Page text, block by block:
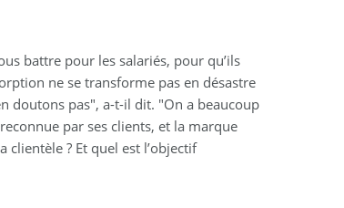
battre pour les salariés, pour qu’ils
ne se transforme pas en désastre
doutons pas", a-t-il dit. "On a beaucoup
par ses clients, et la marque
clientèle ? Et quel est l’objectif